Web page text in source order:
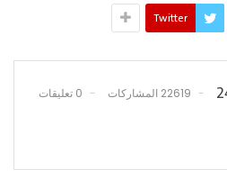
Twitter
22619 المشاركات 0 تعليقات